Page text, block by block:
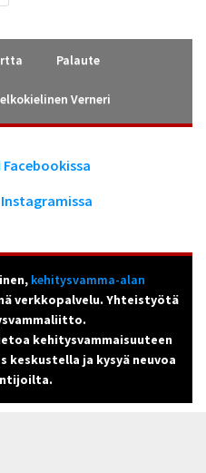
Palaute
Verneri
Facebookissa
kehitysvamma-alan
verkkopalvelu. Yhteistyötä
kehitysvammaisuuteen
ja kysyä neuvoa